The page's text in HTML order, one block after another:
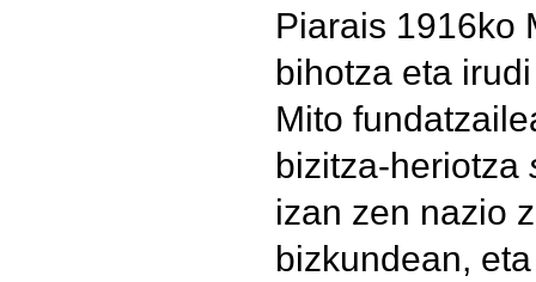
Piarais 1916ko
bihotza eta
Mito
bizitza-heriotza
izan zen nazio
bizkundean,